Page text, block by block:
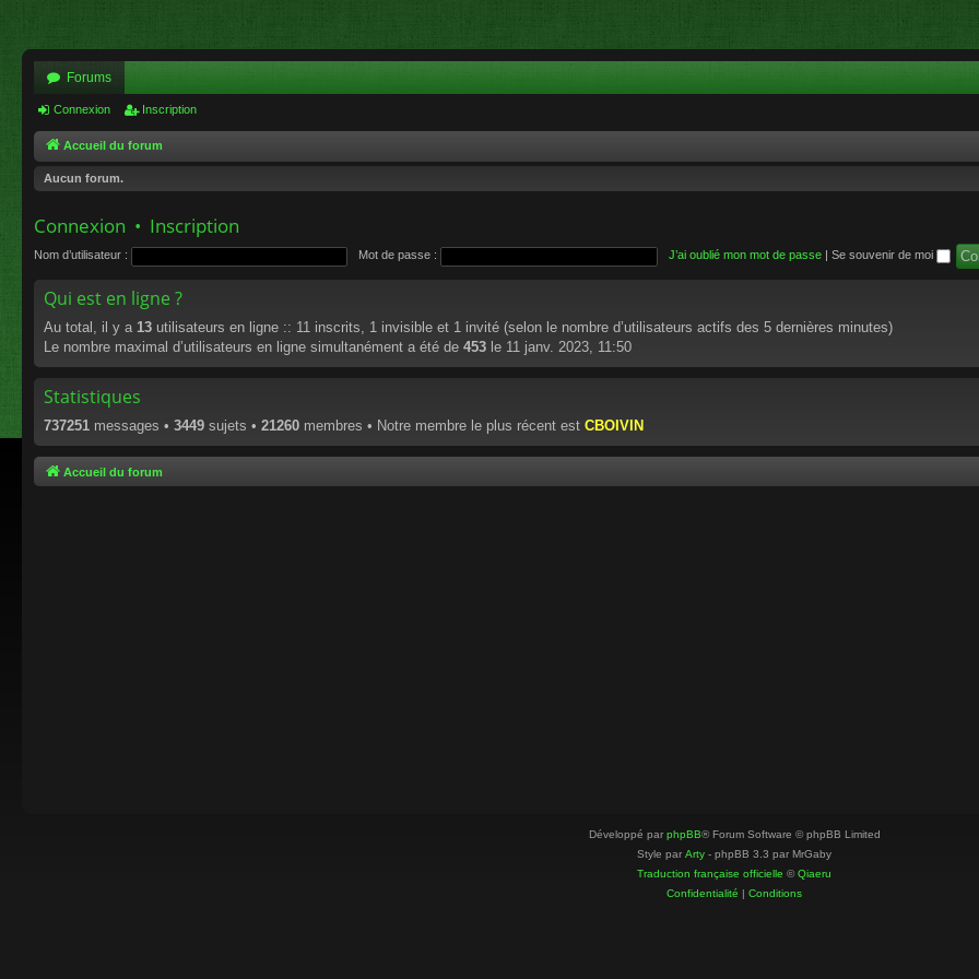
Forums
Connexion Inscription
Accueil du forum
Aucun forum.
Connexion • Inscription
Nom d’utilisateur : Mot de passe : J’ai oublié mon mot de passe Se souvenir de moi
Qui est en ligne ?
Au total, il y a 13 utilisateurs en ligne :: 11 inscrits, 1 invisible et 1 invité (selon le nombre d’utilisateurs actifs des 5 dernières minutes)
Le nombre maximal d’utilisateurs en ligne simultanément a été de 453 le 11 janv. 2023, 11:50
Statistiques
737251 messages • 3449 sujets • 21260 membres • Notre membre le plus récent est CBOIVIN
Accueil du forum
Développé par phpBB® Forum Software © phpBB Limited
Style par Arty - phpBB 3.3 par MrGaby
Traduction française officielle ©Qiaeru
Confidentialité | Conditions